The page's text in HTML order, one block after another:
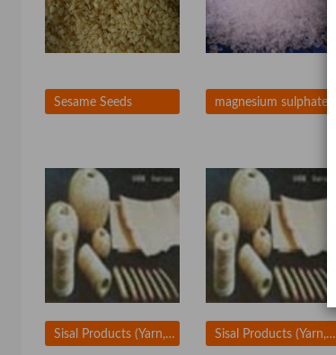
Sesame Seeds magnesium sulphate
Sisal Products (Yarn, Rope, Cloth, Polishing Buffs, Carpet) Sisal Products (Yarn, Rope, Cloth, Polishing Buffs, Carpet)